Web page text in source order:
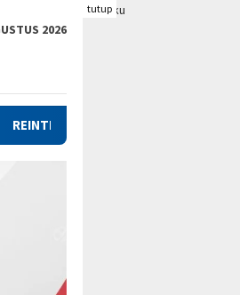
tutup
2026
PEMKAB BENGKULU TENGAH